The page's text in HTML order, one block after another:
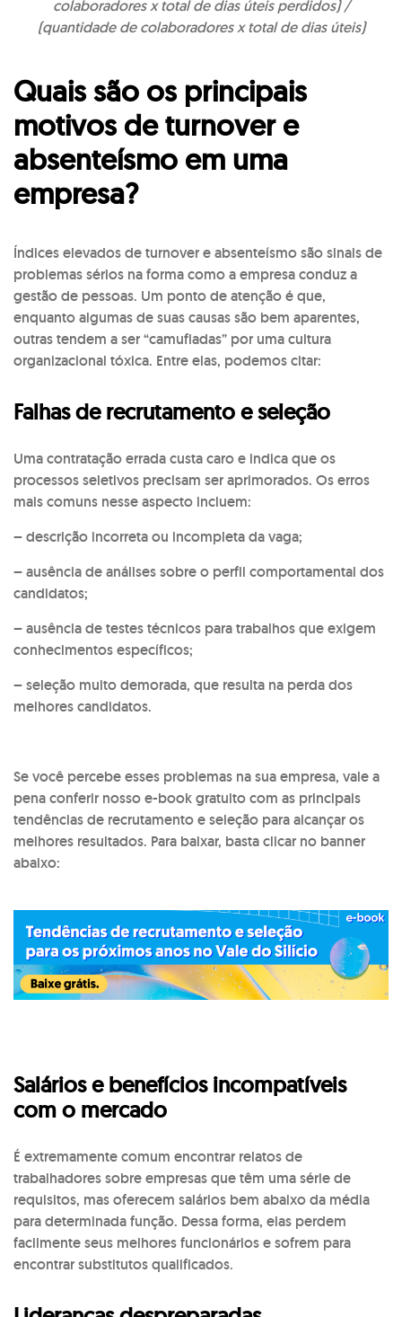
colaboradores x total de dias úteis perdidos) /
(quantidade de colaboradores x total de dias úteis)
Quais são os principais
motivos de turnover e
absenteísmo em uma
empresa?
Índices elevados de turnover e absenteísmo são sinais de
problemas sérios na forma como a empresa conduz a
gestão de pessoas. Um ponto de atenção é que,
enquanto algumas de suas causas são bem aparentes,
outras tendem a ser “camufladas” por uma cultura
organizacional tóxica. Entre elas, podemos citar:
Falhas de recrutamento e seleção
Uma contratação errada custa caro e indica que os
processos seletivos precisam ser aprimorados. Os erros
mais comuns nesse aspecto incluem:
– descrição incorreta ou incompleta da vaga;
– ausência de análises sobre o perfil comportamental dos
candidatos;
– ausência de testes técnicos para trabalhos que exigem
conhecimentos específicos;
– seleção muito demorada, que resulta na perda dos
melhores candidatos.
Se você percebe esses problemas na sua empresa, vale a
pena conferir nosso e-book gratuito com as principais
tendências de recrutamento e seleção para alcançar os
melhores resultados. Para baixar, basta clicar no banner
abaixo:
Salários e benefícios incompatíveis
com o mercado
É extremamente comum encontrar relatos de
trabalhadores sobre empresas que têm uma série de
requisitos, mas oferecem salários bem abaixo da média
para determinada função. Dessa forma, elas perdem
facilmente seus melhores funcionários e sofrem para
encontrar substitutos qualificados.